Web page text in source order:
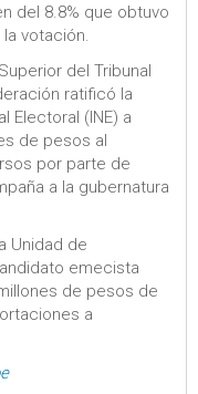
del 8.8% que obtuvo
votación.
del Tribunal
ratificó la
Electoral (INE) a
de pesos al
por parte de
a la gubernatura
Unidad de
emecista
de pesos de
a